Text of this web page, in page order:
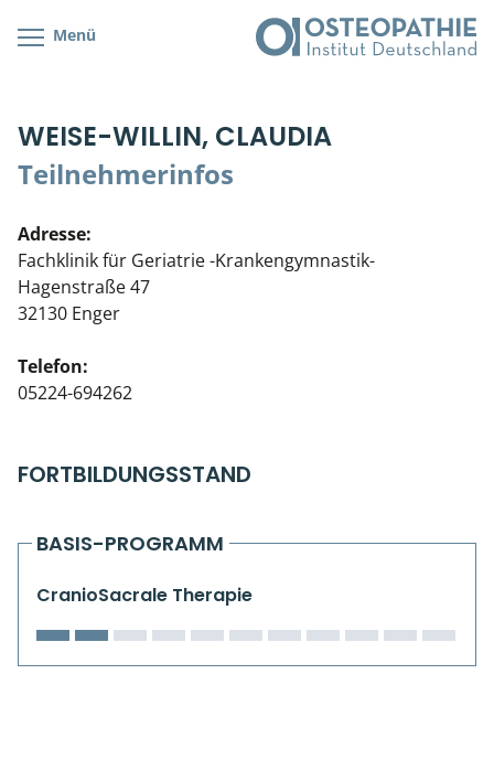
Menü
WEISE-WILLIN, CLAUDIA
Teilnehmerinfos
Adresse:
Fachklinik für Geriatrie -Krankengymnastik-
Hagenstraße 47
32130 Enger
Telefon:
05224-694262
FORTBILDUNGSSTAND
BASIS-PROGRAMM
CranioSacrale Therapie
Cranial/Neurale Osteopathie
Parietale Osteopathie
Viszerale Osteopathie
Klinische & Praktische Kurse
Live Online-Kurse
Kursorte mit Kursangeboten
Bonus-Programm
Veranstaltungsticket DB
Wissenswertes
Teilnehmerliste
Stellenbörse
Soziales Engagement